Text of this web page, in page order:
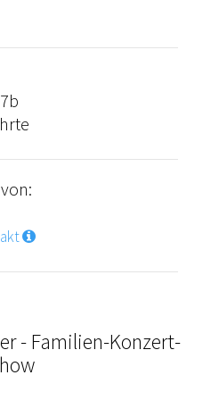
- Familien-Konzert-